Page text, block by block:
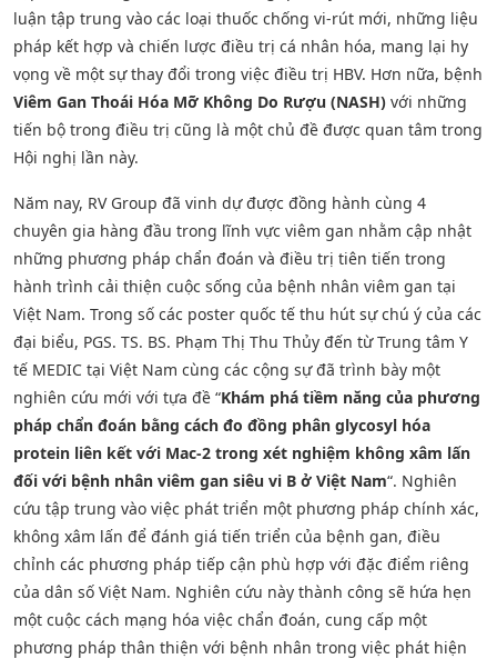
luận tập trung vào các loại thuốc chống vi-rút mới, những liệu
pháp kết hợp và chiến lược điều trị cá nhân hóa, mang lại hy
vọng về một sự thay đổi trong việc điều trị HBV. Hơn nữa, bệnh
Viêm Gan Thoái Hóa Mỡ Không Do Rượu (NASH) với những
tiến bộ trong điều trị cũng là một chủ đề được quan tâm trong
Hội nghị lần này.
Năm nay, RV Group đã vinh dự được đồng hành cùng 4
chuyên gia hàng đầu trong lĩnh vực viêm gan nhằm cập nhật
những phương pháp chẩn đoán và điều trị tiên tiến trong
hành trình cải thiện cuộc sống của bệnh nhân viêm gan tại
Việt Nam. Trong số các poster quốc tế thu hút sự chú ý của các
đại biểu, PGS. TS. BS. Phạm Thị Thu Thủy đến từ Trung tâm Y
tế MEDIC tại Việt Nam cùng các cộng sự đã trình bày một
nghiên cứu mới với tựa đề “Khám phá tiềm năng của phương
pháp chẩn đoán bằng cách đo đồng phân glycosyl hóa
protein liên kết với Mac-2 trong xét nghiệm không xâm lấn
đối với bệnh nhân viêm gan siêu vi B ở Việt Nam“. Nghiên
cứu tập trung vào việc phát triển một phương pháp chính xác,
không xâm lấn để đánh giá tiến triển của bệnh gan, điều
chỉnh các phương pháp tiếp cận phù hợp với đặc điểm riêng
của dân số Việt Nam. Nghiên cứu này thành công sẽ hứa hẹn
một cuộc cách mạng hóa việc chẩn đoán, cung cấp một
phương pháp thân thiện với bệnh nhân trong việc phát hiện